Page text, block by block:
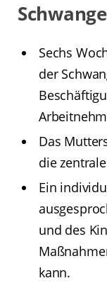
Sechs
der
Das
die
Ein
und des
kann.